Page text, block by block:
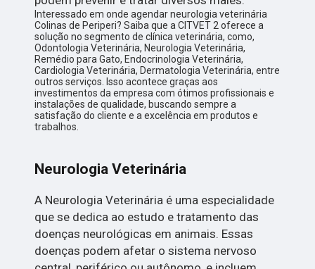
Interessado em onde agendar neurologia veterinária
Colinas de Periperi? Saiba que a CITVET 2 oferece a
solução no segmento de clínica veterinária, como,
Odontologia Veterinária, Neurologia Veterinária,
Remédio para Gato, Endocrinologia Veterinária,
Cardiologia Veterinária, Dermatologia Veterinária, entre
outros serviços. Isso acontece graças aos
investimentos da empresa com ótimos profissionais e
instalações de qualidade, buscando sempre a
satisfação do cliente e a excelência em produtos e
trabalhos.
Neurologia Veterinária
A Neurologia Veterinária é uma especialidade
que se dedica ao estudo e tratamento das
doenças neurológicas em animais. Essas
doenças podem afetar o sistema nervoso